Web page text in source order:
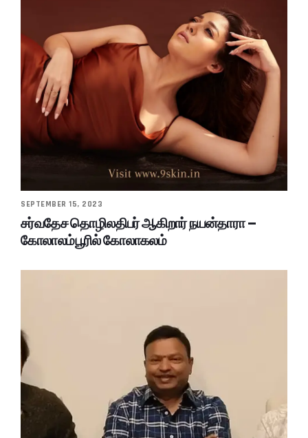
SEPTEMBER 15, 2023
சர்வதேச தொழிலதிபர் ஆகிறார் நயன்தாரா –
கோலாலம்பூரில் கோலாகலம்